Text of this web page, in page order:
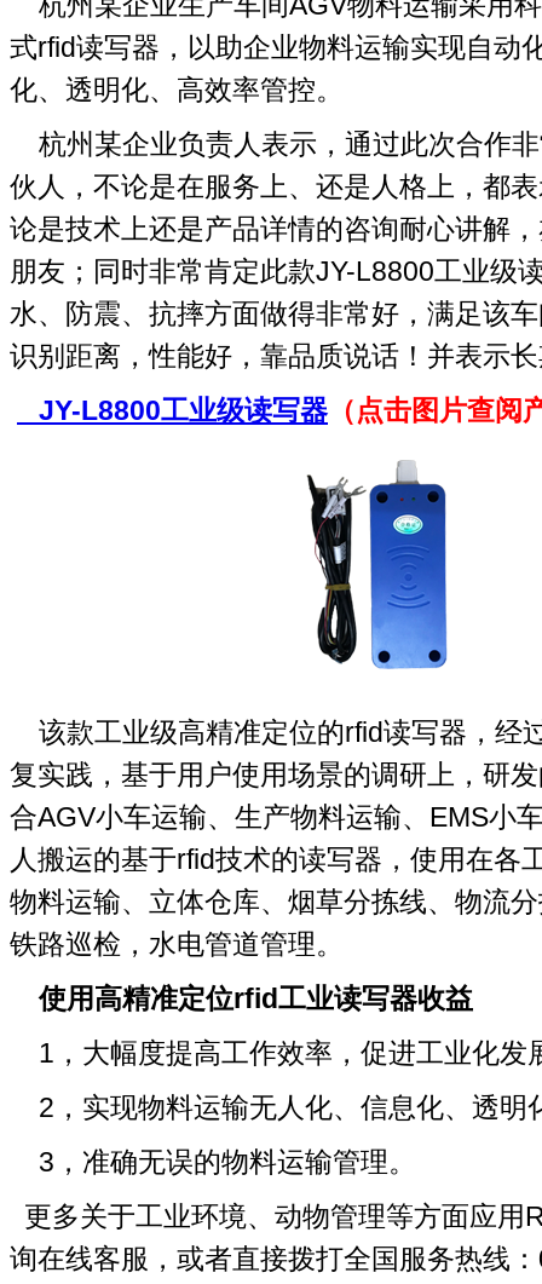
式rfid读写器，以助企业物料运输实现自动
化、透明化、高效率管控。
杭州某企业负责人表示，通过此次合作
伙人，不论是在服务上、还是人格上，都
论是技术上还是产品详情的咨询耐心讲解
朋友；同时非常肯定此款JY-L8800工业级
水、防震、抗摔方面做得非常好，满足该
识别距离，性能好，靠品质说话！并表示
JY-L8800工业级读写器 （点击图片查阅
该款工业级高精准定位的rfid读写器，经
复实践，基于用户使用场景的调研上，研
合AGV小车运输、生产物料运输、EMS小
人搬运的基于rfid技术的读写器，使用在各
物料运输、立体仓库、烟草分拣线、物流
铁路巡检，水电管道管理。
使用高精准定位rfid工业读写器收益
1，大幅度提高工作效率，促进工业化发
2，实现物料运输无人化、信息化、透明
3，准确无误的物料运输管理。
更多关于工业环境、动物管理等方面应用
询在线客服，或者直接拨打全国服务热线